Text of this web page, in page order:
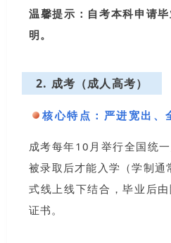
温馨提示：自考本科申请
明。
2. 成考（成人高考）
核心特点： 严进宽出、
成考每年10月举行全国统
被录取后才能入学（学制
式线上线下结合，毕业后
证书。